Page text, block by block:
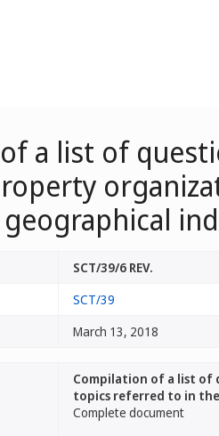
a list of
SCT/39/6 REV.
SCT/39
March 13, 2018
Compilation of a list of
topics referred to in
Complete document